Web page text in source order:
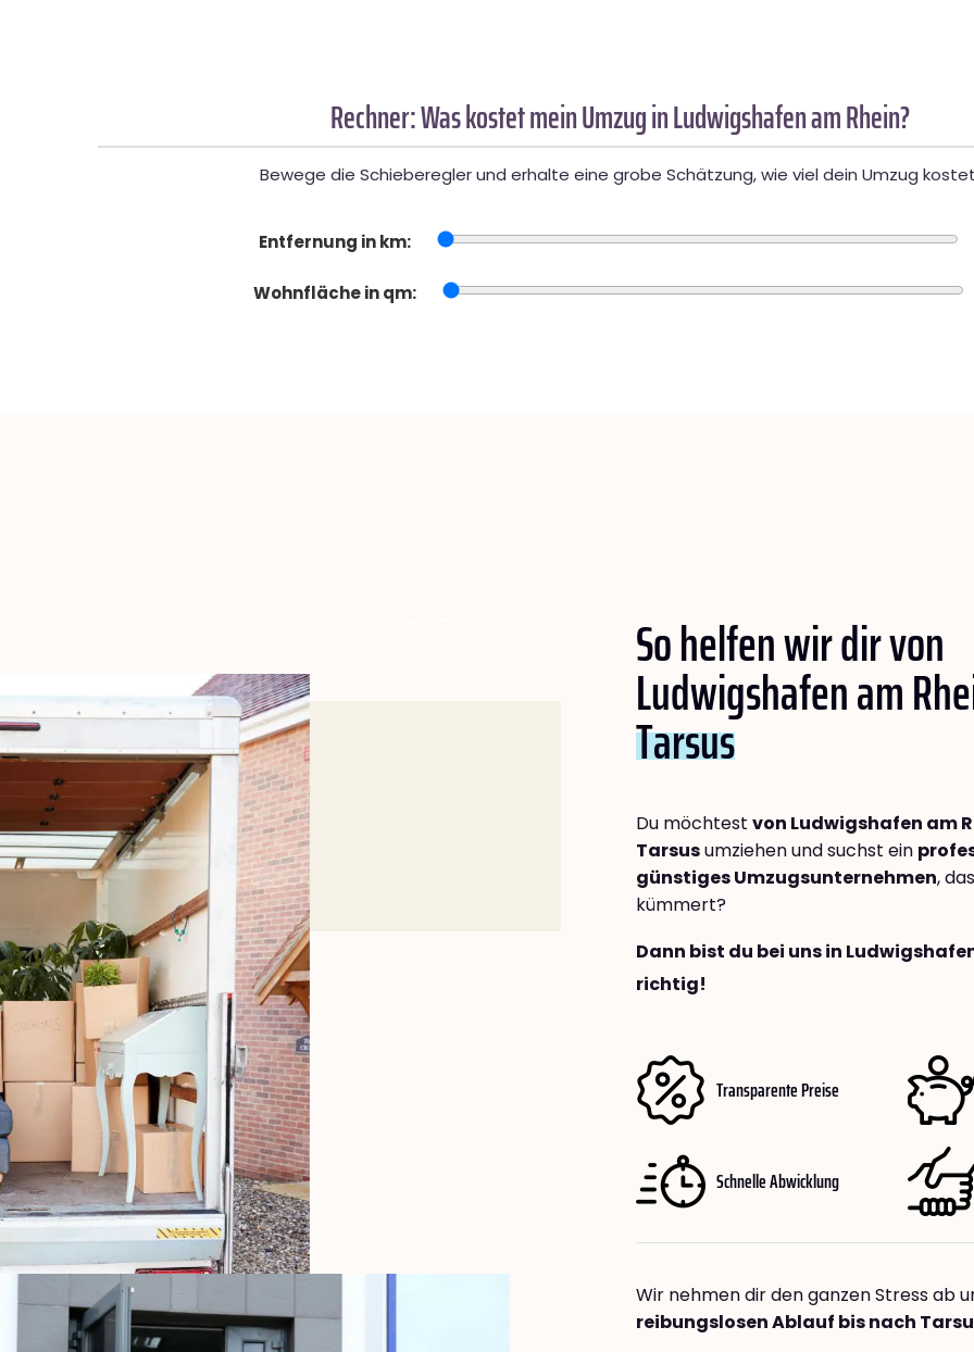
Rechner: Was kostet mein Umzug in Ludwigshafen am Rhein?
Bewege die Schieberegler und erhalte eine grobe Schätzung, wie viel dein Umzug
Entfernung in km:
Wohnfläche in qm:
So helfen wir dir von
Ludwigshafen am
Tarsus
Du möchtest von Ludwigshafen am
Tarsusumziehen und suchst ein
günstiges Umzugsunternehmen,
kümmert?
Dann bist du bei uns in
richtig!
Transparente Preise
Schnelle Abwicklung
Wir nehmen dir den ganzen Stress ab
reibungslosen Ablauf bis nach